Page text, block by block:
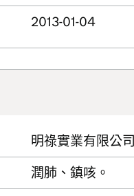
2013-01-04
明祿實業有限公司
潤肺、鎮咳。